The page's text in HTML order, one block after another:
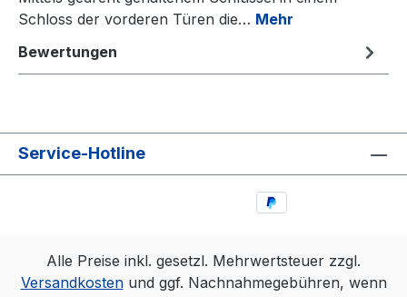
Schloss der vorderen Türen die… Mehr
Bewertungen
Service-Hotline
Alle Preise inkl. gesetzl. Mehrwertsteuer zzgl.
Versandkostenund ggf. Nachnahmegebühren, wenn